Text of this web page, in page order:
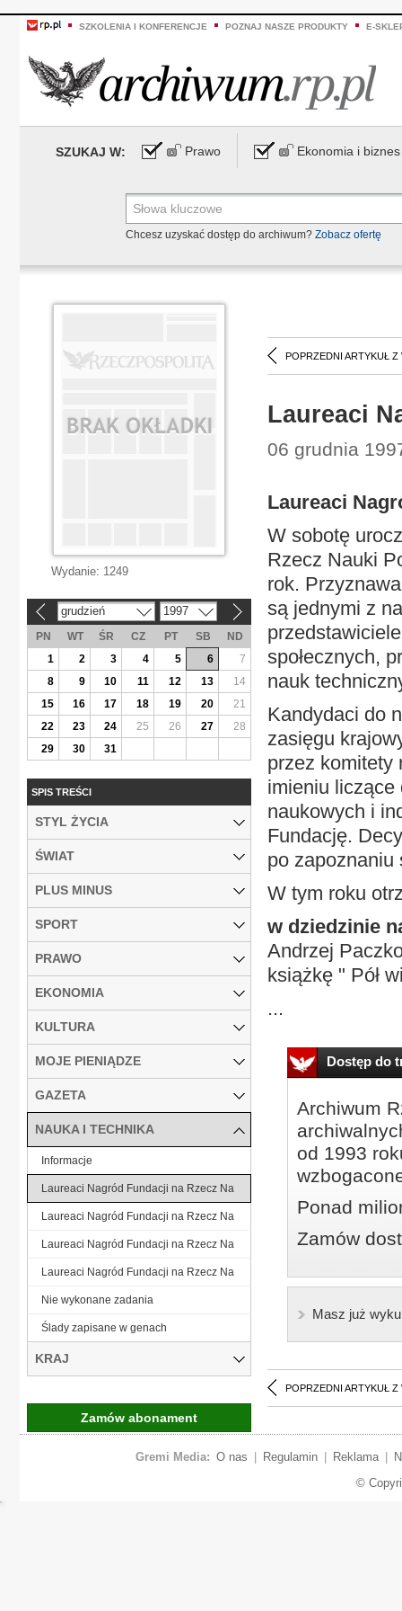
SZKOLENIA I KONFERENCJE POZNAJ NASZE PRODUKTY E-
SZUKAJ W: Prawo Ekonomia i biznes
Chcesz uzyskać dostęp do archiwum? Zobacz ofertę
POPRZEDNI ARTYKUŁ Z
Laureaci
06 grudnia
Laureaci
W sobotę
Rzecz Nauki
rok.
są jednymi z
społecznych,
nauk
Kandydaci do
zasięgu
przez komitety
imieniu liczące
naukowych i
Fundację.
po zapoznaniu
W tym roku
w dziedzinie
Andrzej
książkę " Pół
...
Dostęp do
Archiwum
od 1993
Ponad
Zamów
Masz już
POPRZEDNI ARTYKUŁ Z
Wydanie: 1249
grudzień 1997
PN WT ŚR CZ PT SB
ND
1
2 3 4 5 6
7
8
9 10 11 12 13
14
15
16 17 18 19 20
21
22
23 24 25 26 27
28
29
30 31
SPIS TREŚCI
STYL ŻYCIA
ŚWIAT
PLUS MINUS
SPORT
PRAWO
EKONOMIA
KULTURA
MOJE PIENIĄDZE
GAZETA
NAUKA I TECHNIKA
Informacje
Laureaci Nagród Fundacji na Rzecz Na
Laureaci Nagród Fundacji na Rzecz Na
Laureaci Nagród Fundacji na Rzecz Na
Laureaci Nagród Fundacji na Rzecz Na
Nie wykonane zadania
Ślady zapisane w genach
KRAJ
Zamów abonament
Gremi Media: O nas Regulamin Reklama
©